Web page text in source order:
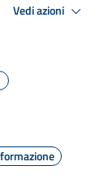
Vedi azioni